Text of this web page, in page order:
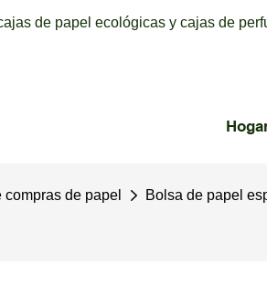
de papel ecológicas y cajas de
compras de papel Bolsa de papel